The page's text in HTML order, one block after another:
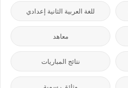
للغة العربية الثانية إعدادي
معاهد
نتائج المباريات